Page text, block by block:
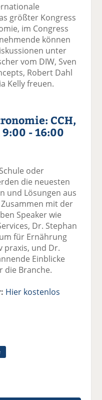
größter Kongress
im Congress
können
unter
vom DIW, Sven
Robert Dahl
Kelly freuen.
CCH,
9:00 - 16:00
oder
die neuesten
und Lösungen aus
mit der
Speaker wie
Dr. Stephan
für Ernährung
praxis, und Dr.
Einblicke
die Branche.
Hier kostenlos